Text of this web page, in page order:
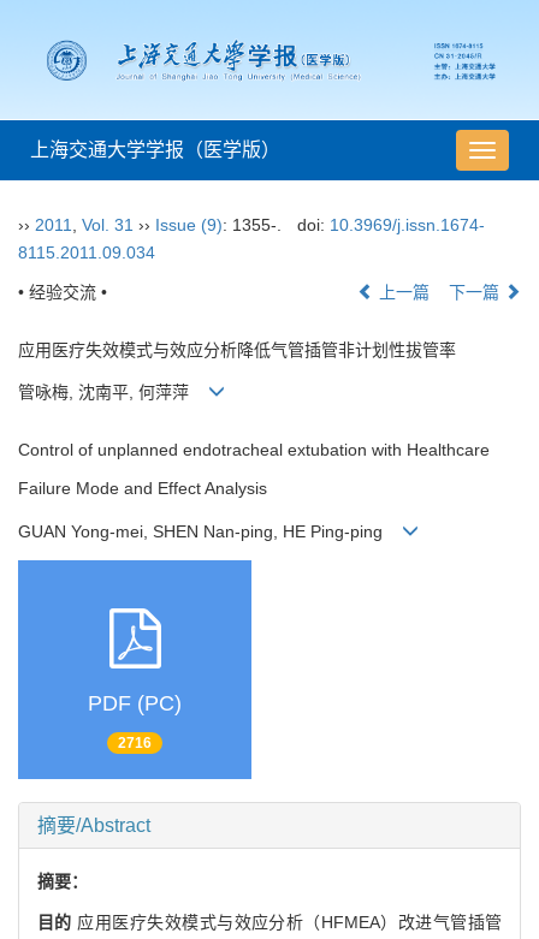
导
航
上海交通大学学报（医学版）
›› 2011 Vol. 31 ›› Issue (9): 1355-. doi: 10.3969/j.issn.1674-
8115.2011.09.034
• 经验交流 • 上一篇 下一篇
应用医疗失效模式与效应分析降低气管插管非计划性拔管率
管咏梅, 沈南平, 何萍萍
Control of unplanned endotracheal extubation with Healthcare
Failure Mode and Effect Analysis
GUAN Yong-mei, SHEN Nan-ping, HE Ping-ping
PDF (PC)
2716
摘要/Abstract
摘要：
目的 应用医疗失效模式与效应分析（HFMEA）改进气管插管